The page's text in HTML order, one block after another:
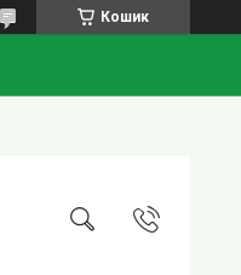
Кошик